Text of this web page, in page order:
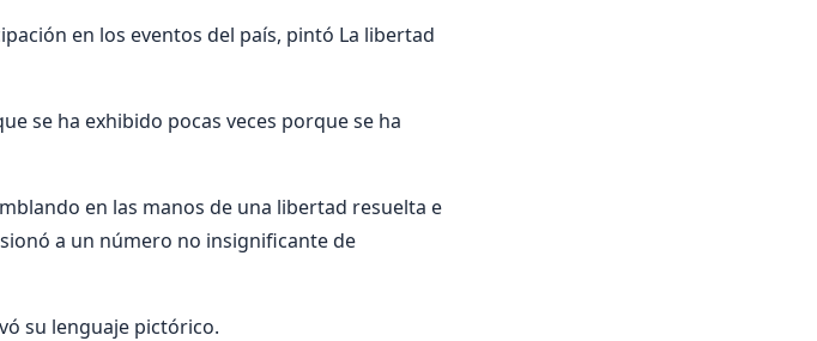
en los eventos del país, pintó La libertad
se ha exhibido pocas veces porque se ha
en las manos de una libertad resuelta e
a un número no insignificante de
su lenguaje pictórico.